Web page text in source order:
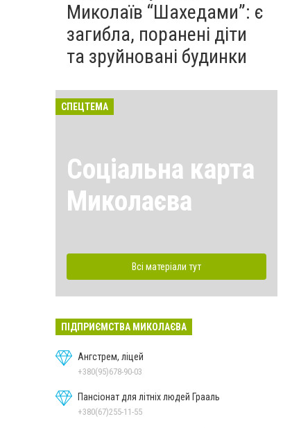
Миколаїв “Шахедами”: є
загибла, поранені діти
та зруйновані будинки
СПЕЦТЕМА
Соціальна карта
Миколаєва
Всі матеріали тут
ПІДПРИЄМСТВА МИКОЛАЄВА
Ангстрем, ліцей
+380(95)678-90-03
Пансіонат для літніх людей Грааль
+380(67)255-11-55